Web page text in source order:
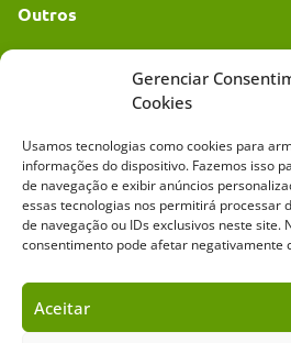
Gerenciar
Cookies
Usamos tecnologias como cookies para
informações do dispositivo. Fazemos isso
de navegação e exibir anúncios
essas tecnologias nos permitirá processar
de navegação ou IDs exclusivos neste site.
consentimento pode afetar negativamente
Aceitar
Outros
Mídia Kit
Sobre o Cavalus